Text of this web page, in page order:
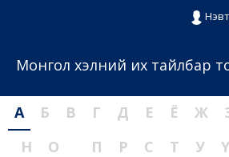
Монгол хэлний их тайлбар
А Б В Г Д Е Ё Ж
Н
О П Р С Т У Ү